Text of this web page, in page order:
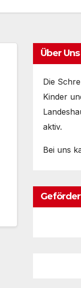
Über Uns
Die
Kinder
aktiv.
Bei uns